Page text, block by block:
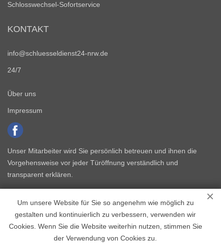
Um unsere Website für Sie so angenehm wie möglich zu
gestalten und kontinuierlich zu verbessern, verwenden wir
Cookies. Wenn Sie die Website weiterhin nutzen, stimmen Sie
der Verwendung von Cookies zu.
Schlosswechsel-Sofortservice
KONTAKT
info@schluesseldienst24-nrw.de
24/7
Über uns
Impressum
Unser Mitarbeiter wird Sie persönlich betreuen und ihnen die
Vorgehensweise vor jeder Türöffnung verständlich und
transparent erklären.